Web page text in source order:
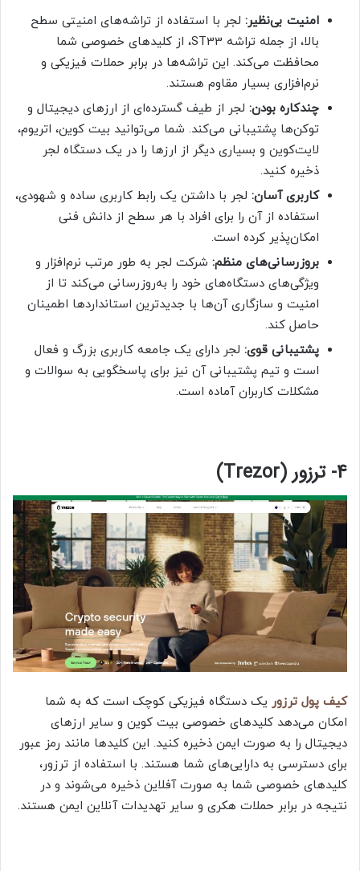
امنیت بی‌نظیر: لجر با استفاده از تراشه‌های امنیتی سطح
بالا، از جمله تراشه ST33، از کلیدهای خصوصی شما
محافظت می‌کند. این تراشه‌ها در برابر حملات فیزیکی و
نرم‌افزاری بسیار مقاوم هستند.
چندکاره بودن: لجر از طیف گسترده‌ای از ارزهای دیجیتال و
توکن‌ها پشتیبانی می‌کند. شما می‌توانید بیت کوین، اتریوم،
لایت‌کوین و بسیاری دیگر از ارزها را در یک دستگاه لجر
ذخیره کنید.
کاربری آسان: لجر با داشتن یک رابط کاربری ساده و شهودی،
استفاده از آن را برای افراد با هر سطح از دانش فنی
امکان‌پذیر کرده است.
بروزرسانی‌های منظم: شرکت لجر به طور مرتب نرم‌افزار و
ویژگی‌های دستگاه‌های خود را به‌روزرسانی می‌کند تا از
امنیت و سازگاری آن‌ها با جدیدترین استانداردها اطمینان
حاصل کند.
پشتیبانی قوی: لجر دارای یک جامعه کاربری بزرگ و فعال
است و تیم پشتیبانی آن نیز برای پاسخگویی به سوالات و
مشکلات کاربران آماده است.
4- ترزور (Trezor)
کیف پول ترزور یک دستگاه فیزیکی کوچک است که به شما
امکان می‌دهد کلیدهای خصوصی بیت کوین و سایر ارزهای
دیجیتال را به صورت ایمن ذخیره کنید. این کلیدها مانند رمز عبور
برای دسترسی به دارایی‌های شما هستند. با استفاده از ترزور،
کلیدهای خصوصی شما به صورت آفلاین ذخیره می‌شوند و در
نتیجه در برابر حملات هکری و سایر تهدیدات آنلاین ایمن هستند.